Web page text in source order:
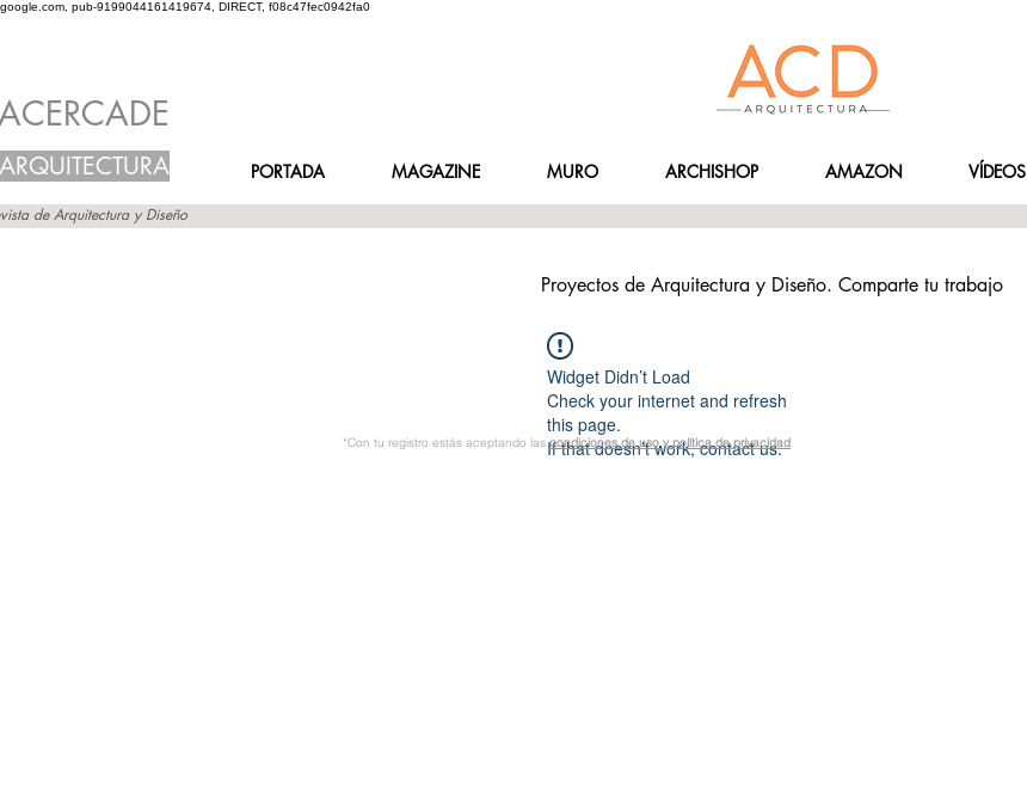
google.com, pub-9199044161419674, DIRECT, f08c47fec0942fa0
PORTADA MAGAZINE MURO ARCHISHOP AMAZON VÍDEOS
de Arquitectura y Diseño
Proyectos de Arquitectura y Diseño. Comparte tu trabajo
Widget Didn’t Load
Check your internet and refresh
this page.
If that doesn’t work, contact us.
*Con tu registro estás aceptando lascondiciones de uso y política de privacidad